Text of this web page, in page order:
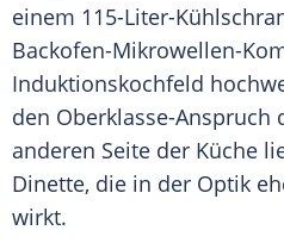
einem 115-Liter-
Backofen-Mikrowellen-
Induktionskochfeld
den Oberklasse-Anspruch
anderen Seite der Küche
Dinette, die in der Optik
wirkt.